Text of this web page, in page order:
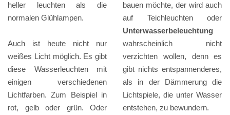
heller leuchten als die
normalen Glühlampen.
Auch ist heute nicht nur
weißes Licht möglich. Es gibt
diese Wasserleuchten mit
einigen verschiedenen
Lichtfarben. Zum Beispiel in
rot, gelb oder grün. Oder
bauen möchte, der wird auch
auf Teichleuchten oder
Unterwasserbeleuchtung
wahrscheinlich nicht
verzichten wollen, denn es
gibt nichts entspannenderes,
als in der Dämmerung die
Lichtspiele, die unter Wasser
entstehen, zu bewundern.